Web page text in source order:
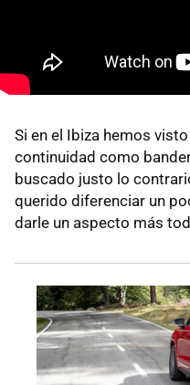
Si en el Ibiza hemos
continuidad como
buscado justo lo
querido diferenciar un
darle un aspecto más